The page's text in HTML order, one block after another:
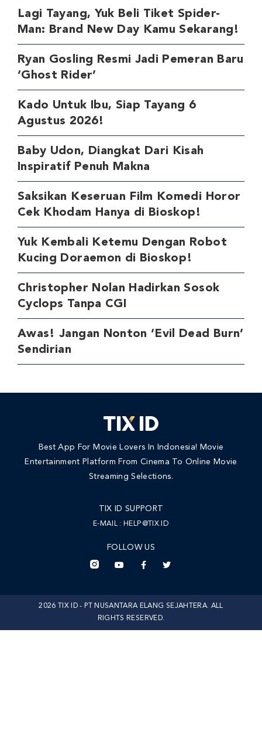
Lagi Tayang, Yuk Beli Tiket Spider-
Man: Brand New Day Kamu Sekarang!
Ryan Gosling Resmi Jadi Pemeran Baru
‘Ghost Rider’
Kado Untuk Ibu, Siap Tayang 6
Agustus 2026!
Baby Udon, Diangkat Dari Kisah
Inspiratif Penuh Makna
Saksikan Keseruan Film Komedi Horor
Cek Khodam Hanya di Bioskop!
Yuk Kembali Ketemu Dengan Robot
Kucing Doraemon di Bioskop!
Christopher Nolan Hadirkan Sosok
Cyclops Tanpa CGI
Awas! Jangan Nonton ‘Evil Dead Burn’
Sendirian
Best App For Movie Lovers In Indonesia! Movie
Entertainment Platform From Cinema To Online Movie
Streaming Selections.
TIX ID SUPPORT
E-MAIL : HELP@TIX.ID
FOLLOW US
2026 TIX ID - PT NUSANTARA ELANG SEJAHTERA. ALL
RIGHTS RESERVED.